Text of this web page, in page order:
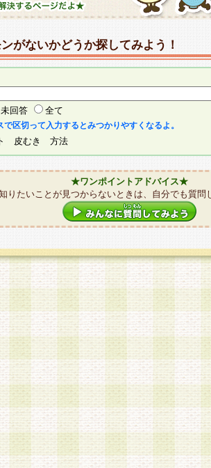
がないかどうか探してみよう！
未回答 全て
で区切って入力するとみつかりやすくなるよ。
皮むき 方法
★ワンポイントアドバイス★
りたいことが見つからないときは、自分でも質問